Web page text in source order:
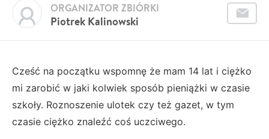
Piotrek Kalinowski
ORGANIZATOR ZBIÓRKI
Cześć na początku wspomnę że mam 14 lat i ciężko
mi zarobić w jaki kolwiek sposób pieniążki w czasie
szkoły. Roznoszenie ulotek czy też gazet, w tym
czasie ciężko znaleźć coś uczciwego.